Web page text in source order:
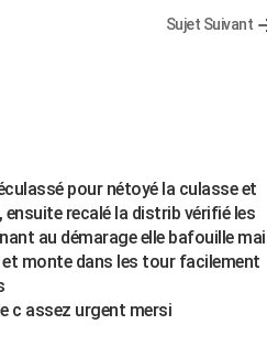
Sujet Suivant
pour nétoyé la culasse et
recalé la distrib vérifié les
au démarage elle bafouille mai
monte dans les tour facilement
c assez urgent mersi